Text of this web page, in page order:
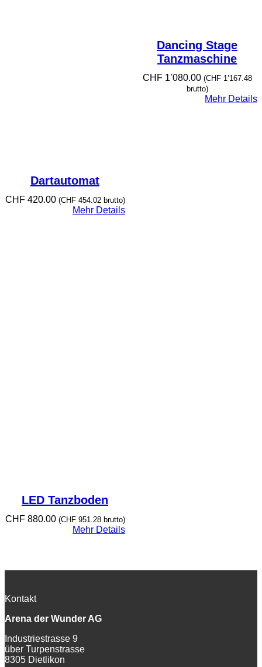
Dartautomat
CHF420.00 (CHF454.02brutto)
Mehr Details
Dancing Stage
Tanzmaschine
CHF1’080.00 (CHF1’167.48
brutto)
Mehr Details
LED Tanzboden
CHF880.00 (CHF951.28brutto)
Mehr Details
Kontakt
Arena der Wunder AG
Industriestrasse 9
über Turpenstrasse
8305 Dietlikon